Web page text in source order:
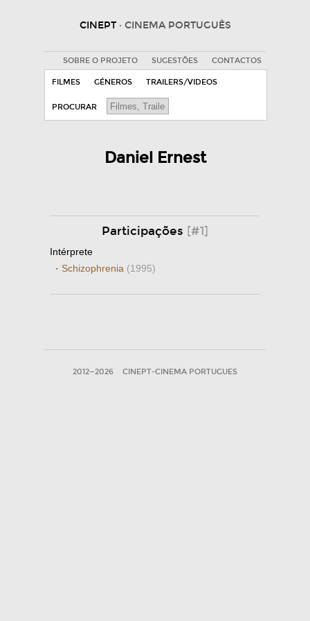
CINEPT · CINEMA PORTUGUÊS
SOBRE O PROJETO SUGESTÕES CONTACTOS
FILMES GÉNEROS TRAILERS/VIDEOS
PROCURAR
Daniel Ernest
Participações [#1]
Intérprete
· Schizophrenia (1995)
2012—2026 CINEPT-CINEMA PORTUGUES